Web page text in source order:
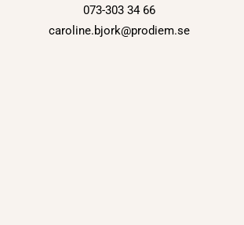
073-303 34 66
caroline.bjork@prodiem.se